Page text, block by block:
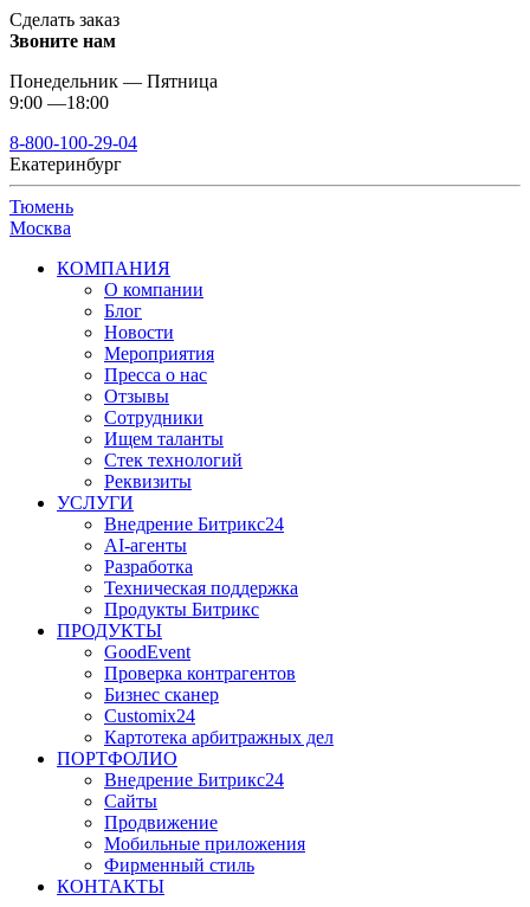
Сделать заказ
Звоните нам
Понедельник — Пятница
9:00 —18:00
8-800-100-29-04
Екатеринбург
Тюмень
Москва
КОМПАНИЯ
О компании
Блог
Новости
Мероприятия
Пресса о нас
Отзывы
Сотрудники
Ищем таланты
Стек технологий
Реквизиты
УСЛУГИ
Внедрение Битрикс24
AI-агенты
Разработка
Техническая поддержка
Продукты Битрикс
ПРОДУКТЫ
GoodEvent
Проверка контрагентов
Бизнес сканер
Customix24
Картотека арбитражных дел
ПОРТФОЛИО
Внедрение Битрикс24
Сайты
Продвижение
Мобильные приложения
Фирменный стиль
КОНТАКТЫ